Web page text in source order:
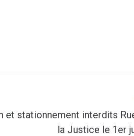
et stationnement interdits
la Justice le 1er